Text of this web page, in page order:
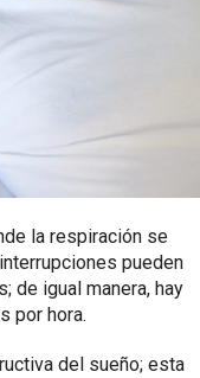
la respiración se
pueden
de igual manera, hay
por hora.
del sueño; esta